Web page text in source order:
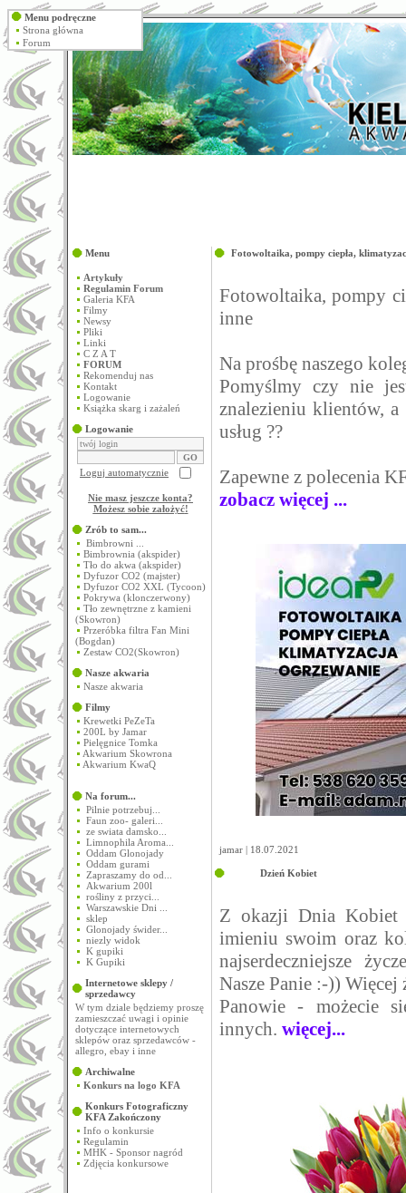
Menu
Artykuły
Regulamin Forum
Galeria KFA
Filmy
Newsy
Pliki
Linki
C Z A T
FORUM
Rekomenduj nas
Kontakt
Logowanie
Książka skarg i zażaleń
Logowanie
Loguj automatycznie
Nie masz jeszcze konta?
Możesz sobie założyć!
Zrób to sam...
Bimbrowni ...
Bimbrownia (akspider)
Tło do akwa (akspider)
Dyfuzor CO2 (majster)
Dyfuzor CO2 XXL (Tycoon)
Pokrywa (klonczerwony)
Tło zewnętrzne z kamieni
(Skowron)
Przeróbka filtra Fan Mini
(Bogdan)
Zestaw CO2(Skowron)
Nasze akwaria
Nasze akwaria
Filmy
Krewetki PeZeTa
200L by Jamar
Pielęgnice Tomka
Akwarium Skowrona
Akwarium KwaQ
Na forum...
Pilnie potrzebuj...
Faun zoo- galeri...
ze swiata damsko...
Limnophila Aroma...
Oddam Glonojady
Oddam gurami
Zapraszamy do od...
Akwarium 200l
rośliny z przyci...
Warszawskie Dni ...
sklep
Glonojady świder...
niezly widok
K gupiki
K Gupiki
Internetowe sklepy /
sprzedawcy
W tym dziale będziemy proszę
zamieszczać uwagi i opinie
dotyczące internetowych
sklepów oraz sprzedawców -
allegro, ebay i inne
Archiwalne
Konkurs na logo KFA
Konkurs Fotograficzny
KFA Zakończony
Info o konkursie
Regulamin
MHK - Sponsor nagród
Zdjęcia konkursowe
Fotowoltaika, pompy ciepła,
Fotowoltaika, pompy
inne
Na prośbę naszego
Pomyślmy czy nie
znalezieniu klientów,
usług ??
Zapewne z polecenia
zobacz więcej ...
jamar | 18.07.2021
Dzień Kobiet
Z okazji Dnia Kobiet
imieniu swoim oraz
najserdeczniejsze
Nasze Panie :-))
Panowie - możecie
innych. więcej...
Menu podręczne
Strona główna
Forum